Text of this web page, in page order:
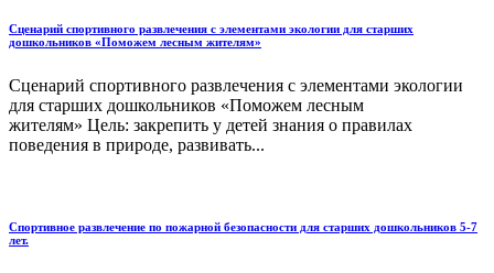
Сценарий спортивного развлечения с элементами экологии для старших
дошкольников «Поможем лесным жителям»
Сценарий спортивного развлечения с элементами экологии
для старших дошкольников «Поможем лесным
жителям» Цель: закрепить у детей знания о правилах
поведения в природе, развивать...
Спортивное развлечение по пожарной безопасности для старших дошкольников 5-7
лет.